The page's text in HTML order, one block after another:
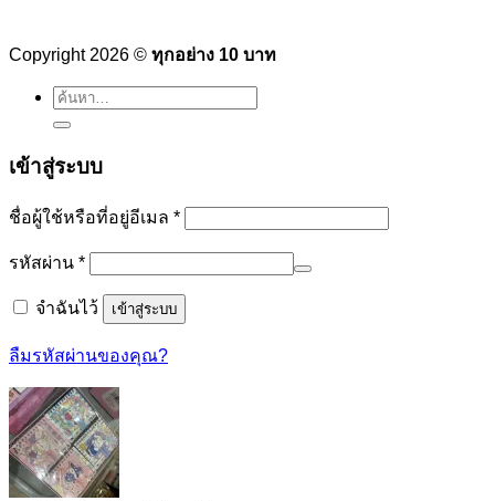
Copyright 2026 © ทุกอย่าง 10 บาท
ค้นหา:
เข้าสู่ระบบ
ชื่อผู้ใช้หรือที่อยู่อีเมล *ต้องการ
รหัสผ่าน *ต้องการ
จำฉันไว้ เข้าสู่ระบบ
ลืมรหัสผ่านของคุณ?